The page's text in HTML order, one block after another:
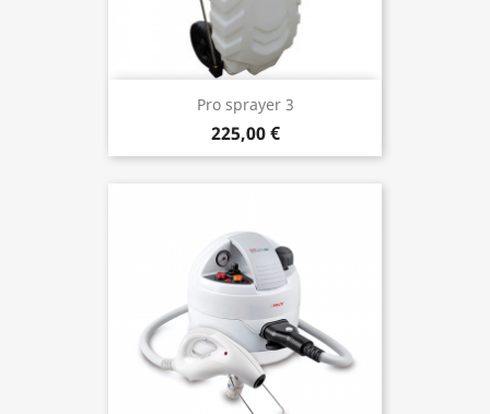
Pro sprayer 3
225,00 €